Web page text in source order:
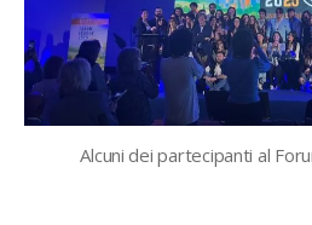
Alcuni dei partecipanti al